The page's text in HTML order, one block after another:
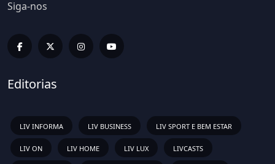
Siga-nos
Editorias
LIV INFORMA LIV BUSINESS LIV SPORT E BEM ESTAR
LIV ON LIV HOME LIV LUX LIVCASTS